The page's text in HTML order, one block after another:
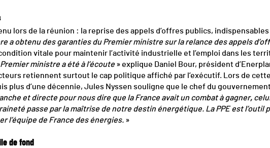
lors de la réunion : la reprise des appels d’offres publics,
a obtenu des garanties du Premier ministre sur la relance des appels
vitale pour maintenir l’activité industrielle et l’emploi dans les
ministre a été à l’écoute » explique Daniel Bour, président
retiennent surtout le cap politique affiché par l’exécutif. Lors de
plus d’une décennie, Jules Nyssen souligne que le chef du
et directe pour nous dire que la France avait un combat à gagner,
passe par la maîtrise de notre destin énergétique. La PPE est l’outil
l’équipe de France des énergies. »
de fond